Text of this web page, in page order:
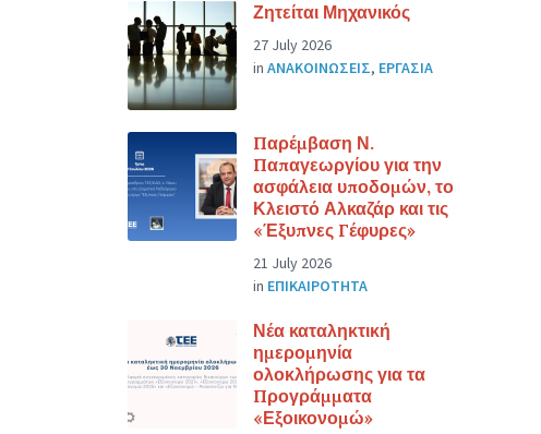
Ζητείται Μηχανικός
27 July 2026
inΑΝΑΚΟΙΝΩΣΕΙΣ, ΕΡΓΑΣΙΑ
Παρέμβαση Ν.
Παπαγεωργίου για την
ασφάλεια υποδομών, το
Κλειστό Αλκαζάρ και τις
«Έξυπνες Γέφυρες»
21 July 2026
in ΕΠΙΚΑΙΡΟΤΗΤΑ
Νέα καταληκτική
ημερομηνία
ολοκλήρωσης για τα
Προγράμματα
«Εξοικονομώ»